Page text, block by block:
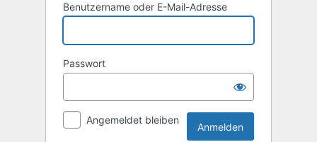
Benutzername oder E-Mail-Adresse
Passwort
Angemeldet bleiben